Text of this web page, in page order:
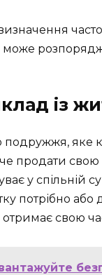
із
подружжя, яке
продати свою
у спільній
потрібно або
свою